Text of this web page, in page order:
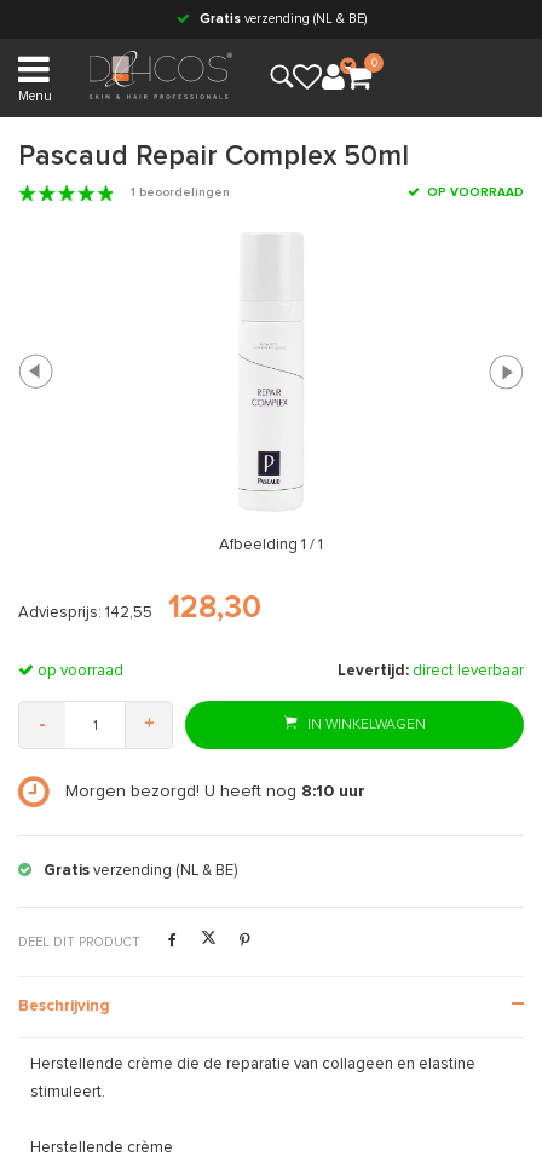
Gratisverzending (NL & BE)
Menu
0
Pascaud Repair Complex 50ml
1 beoordelingen OP VOORRAAD
Afbeelding 1 / 1
Adviesprijs: 142,55 128,30
op voorraad Levertijd: direct leverbaar
- + IN WINKELWAGEN
Morgen bezorgd! U heeft nog 8:10 uur
Gratis verzending (NL & BE)
DEEL DIT PRODUCT
Beschrijving
Herstellende crème die de reparatie van collageen en elastine
stimuleert.
Herstellende crème